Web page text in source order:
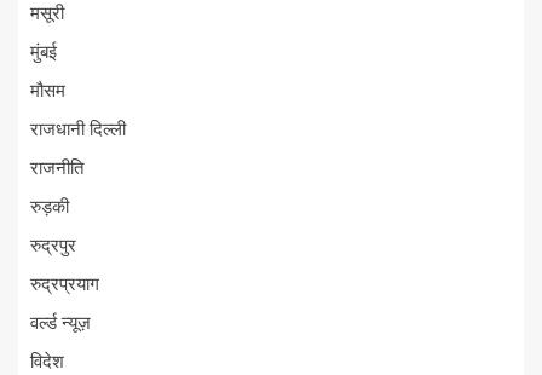
मसूरी
मुंबई
मौसम
राजधानी दिल्ली
राजनीति
रुड़की
रुद्रपुर
रुद्रप्रयाग
वर्ल्ड न्यूज़
विदेश